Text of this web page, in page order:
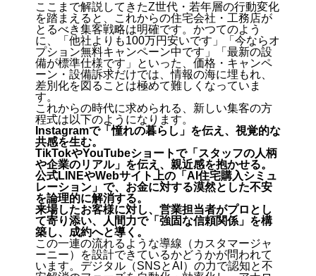
ここまで解説してきたZ世代・若年層の行動変化
を踏まえると、これからの住宅会社・工務店が
とるべき集客戦略は明確です。かつてのよう
に、「他社よりも100万円安いです」「今ならオ
プション無料キャンペーン中です」「最新の設
備が標準仕様です」といった、価格・キャンペ
ーン・設備訴求だけでは、情報の海に埋もれ、
差別化を図ることは極めて難しくなっていま
す。
これからの時代に求められる、新しい集客の方
程式は以下のようになります。
Instagramで「憧れの暮らし」を伝え、視覚的な
共感を生む。
TikTokやYouTubeショートで「スタッフの人柄
や企業のリアル」を伝え、親近感を抱かせる。
公式LINEやWebサイト上の「AI住宅購入シミュ
レーション」で、お金に対する漠然とした不安
を論理的に解消する。
来場したお客様に対し、営業担当者がプロとし
て寄り添い、人間力で「強固な信頼関係」を構
築し、成約へと導く。
この一連の流れるような導線（カスタマージャ
ーニー）を設計できているかどうかが問われて
います。デジタル（SNSとAI）の力で認知と不